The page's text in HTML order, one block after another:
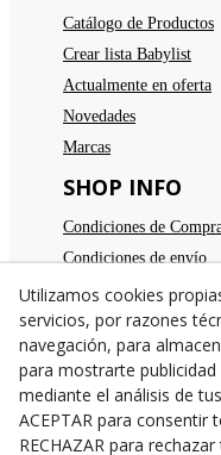
Catálogo de Productos
Crear lista Babylist
Actualmente en oferta
Novedades
Marcas
SHOP INFO
Condiciones de
Condiciones de envío
Devoluciones
Aviso legal
Política de privacidad
Política de cookies
TE
Utilizamos cookies
servicios, por razones
navegación, para
para mostrarte
mediante el análisis de
ACEPTAR para consentir
RECHAZAR para